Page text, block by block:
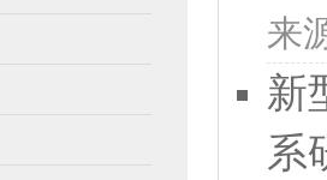
来
新
系